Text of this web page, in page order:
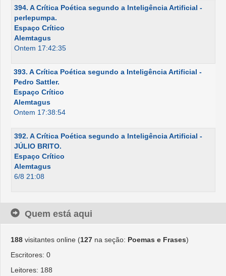
394. A Crítica Poética segundo a Inteligência Artificial -
perlepumpa.
Espaço Crítico
Alemtagus
Ontem 17:42:35
393. A Crítica Poética segundo a Inteligência Artificial -
Pedro Sattler.
Espaço Crítico
Alemtagus
Ontem 17:38:54
392. A Crítica Poética segundo a Inteligência Artificial -
JÚLIO BRITO.
Espaço Crítico
Alemtagus
6/8 21:08
Quem está aqui
188 visitantes online (127 na seção: Poemas e Frases)
Escritores: 0
Leitores: 188